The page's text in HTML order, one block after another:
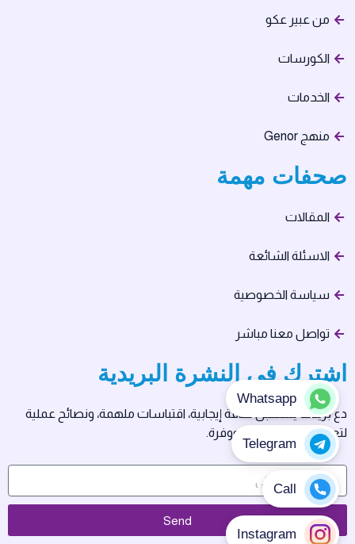
من عبير عكو
الكورسات
الخدمات
منهج Genor
صحفات مهمة​
المقالات
الاسئلة الشائعة
سياسة الخصوصية
تواصل معنا مباشر
اشترك في النشرة البريدية
دع بريدك يستقبل طاقة إيجابية، اقتباسات ملهمة، ونصائح عملية
لتعيش حياتك بسلام ووفرة.
Send